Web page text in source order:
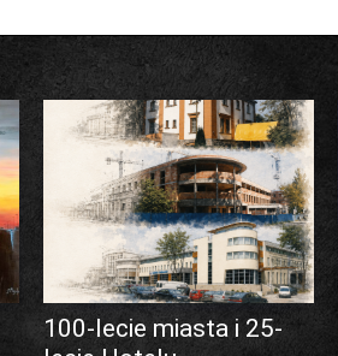
100-lecie miasta i 25-